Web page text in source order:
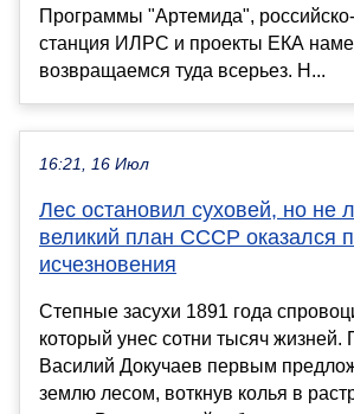
Программы "Артемида", российско-
станция ИЛРС и проекты ЕКА
возвращаемся туда всерьез. Н...
16:21, 16 Июл
Лес остановил суховей, но не
великий план СССР оказался
исчезновения
Степные засухи 1891 года
который унес сотни тысяч
Василий Докучаев первым
землю лесом, воткнув колья в